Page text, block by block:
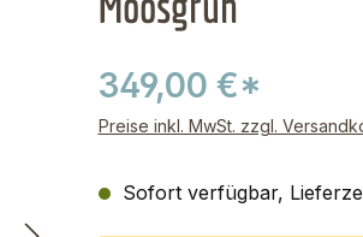
349,00 €*
Preise inkl. MwSt. zzgl.
Sofort verfügbar,